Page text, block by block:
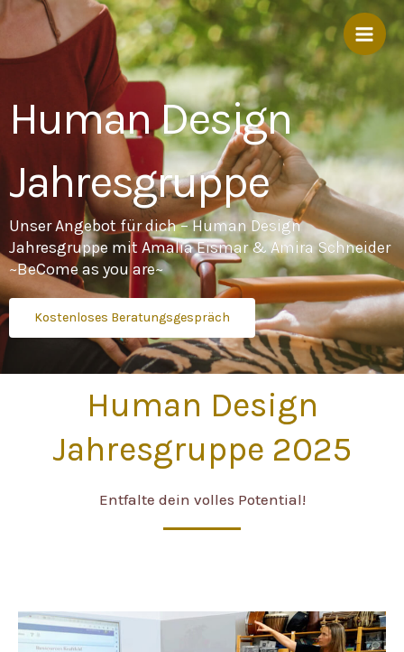
Zum
springen
Human Design
Jahresgruppe
Unser Angebot für dich – Human Design
Jahresgruppe mit Amalia Eismar & Amira Schneider
~BeCome as you are~
Kostenloses Beratungsgespräch
Human Design
Jahresgruppe 2025
Entfalte dein volles Potential!